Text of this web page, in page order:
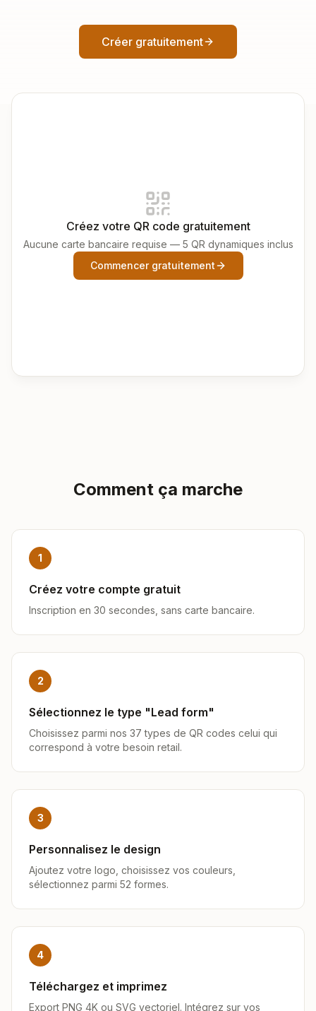
Créer gratuitement
Créez votre QR code gratuitement
Aucune carte bancaire requise — 5 QR dynamiques inclus
Commencer gratuitement
Comment ça marche
1
Créez votre compte gratuit
Inscription en 30 secondes, sans carte bancaire.
2
Sélectionnez le type "Lead form"
Choisissez parmi nos 37 types de QR codes celui qui
correspond à votre besoin retail.
3
Personnalisez le design
Ajoutez votre logo, choisissez vos couleurs,
sélectionnez parmi 52 formes.
4
Téléchargez et imprimez
Export PNG 4K ou SVG vectoriel. Intégrez sur vos